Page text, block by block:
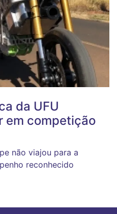
da UFU
em competição
não viajou para a
reconhecido